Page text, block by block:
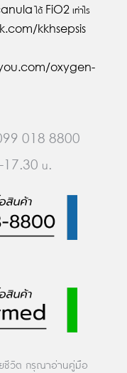
ได้ FiO2 เท่าไร
kkhsepsis
oxygen-
099 018 8800
17.30 น.
ชีวิต กรุณาอ่านคู่มือ